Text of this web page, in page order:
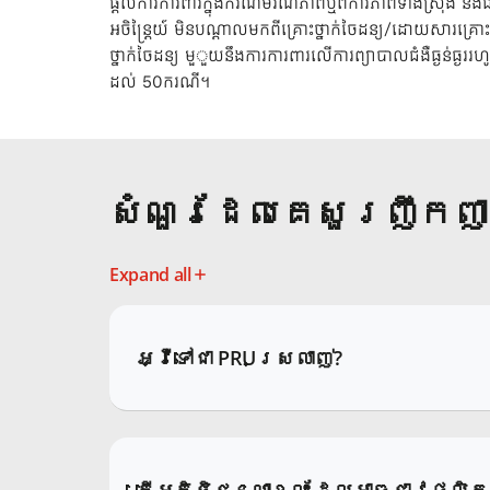
អចិន្រ្តៃយ៍ មិនបណ្តាលមកពីគ្រោះថ្នាក់ចៃដន្យ/ដោយសារគ្រោះ
ថ្នាក់ចៃដន្យ មួួយនឹងការការពារលើការព្យាបាលជំងឺធ្ងន់ធ្ងររ
ដល់ 50ករណី។
សំណួរដែលគេសួរញឹកញ
Expand all
អ្វីទៅជា PRUស្រលាញ់?